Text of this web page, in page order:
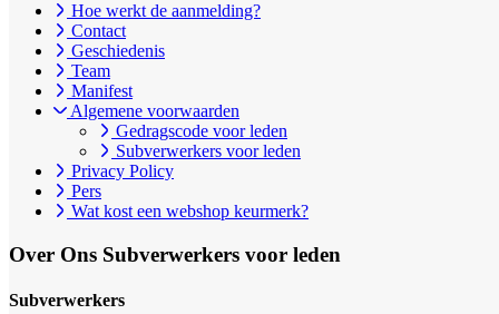
Hoe werkt de aanmelding?
Contact
Geschiedenis
Team
Manifest
Algemene voorwaarden
Gedragscode voor leden
Subverwerkers voor leden
Privacy Policy
Pers
Wat kost een webshop keurmerk?
Over Ons Subverwerkers voor leden
Subverwerkers